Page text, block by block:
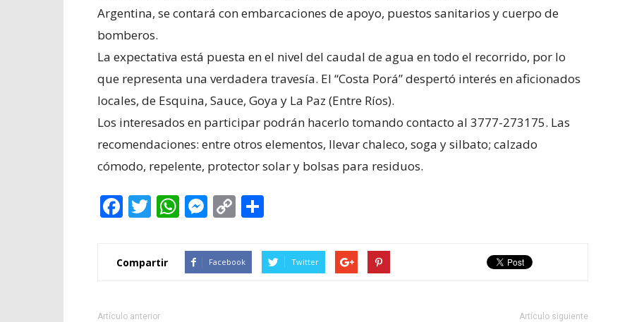
Argentina, se contará con embarcaciones de apoyo, puestos sanitarios y cuerpo de
bomberos.
La expectativa está puesta en el nivel del caudal de agua en todo el recorrido, por lo
que representa una verdadera travesía. El “Costa Porá” despertó interés en aficionados
locales, de Esquina, Sauce, Goya y La Paz (Entre Ríos).
Los interesados en participar podrán hacerlo tomando contacto al 3777-273175. Las
recomendaciones: entre otros elementos, llevar chaleco, soga y silbato; calzado
cómodo, repelente, protector solar y bolsas para residuos.
Facebook
Twitter
WhatsApp
Messenger
Copy
Compartir Facebook Twitter
Artículo anterior Artículo siguiente